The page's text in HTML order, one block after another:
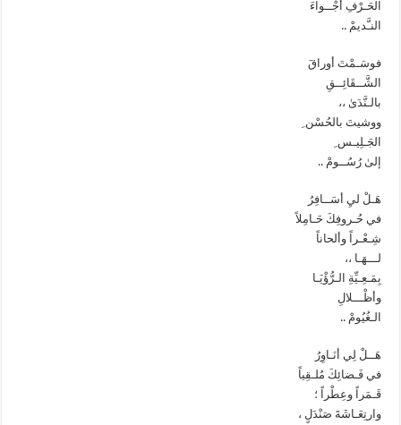
الحَـرْفِ أجْــواءَ
النـَّديمْ ..
فوسَـمْتَ أوراقَ
الشَّــقَائِــقِ
بالـنَّدَىٰ ،،
ووشيتَ بالحُسْن ِ
الجَـلِيـس ِ
إلىٰ رُسُــومْ ..
هَـلْ ليِ أسَــافِرُ
في حُـروفِكَ حَـامِلاً
شِـعْـراً وألحاناً
لـــهَـا ،،
بِمَـعِـيِّةِ الـرُّؤْيَـا
وأظْـــلالِ
الـغُيُومْ ..
هَــلْ لِي أنَـاوِرُ
في فَـضائِكَ مُلـقِياً
قَـمَراً وعِطْراً ؛
وارتِعَـاشَةَ صَنْدَلٍ ،